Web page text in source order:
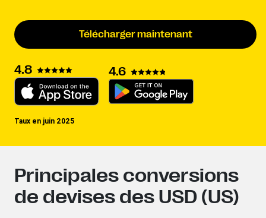
Télécharger maintenant
4.8 4.6
Taux en juin 2025
Principales conversions
de devises des USD (US)